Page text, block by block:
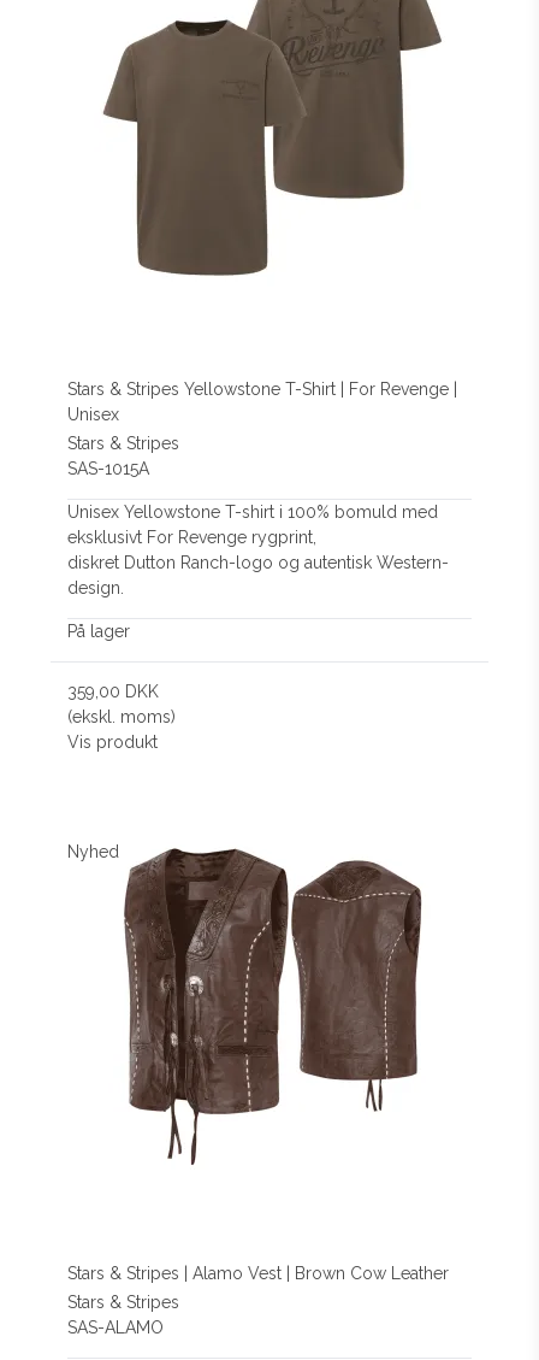
Stars & Stripes Yellowstone T-Shirt | For Revenge |
Unisex
Stars & Stripes
SAS-1015A
Unisex Yellowstone T-shirt i 100% bomuld med
eksklusivt For Revenge rygprint,
diskret Dutton Ranch-logo og autentisk Western-
design.
På lager
359,00 DKK
(ekskl. moms)
Vis produkt
Nyhed
Stars & Stripes | Alamo Vest | Brown Cow Leather
Stars & Stripes
SAS-ALAMO